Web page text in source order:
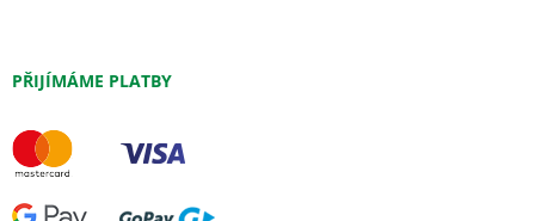
PŘIJÍMÁME PLATBY